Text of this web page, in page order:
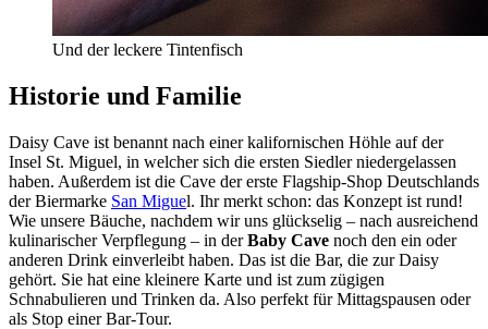
Und der leckere Tintenfisch
Historie und Familie
Daisy Cave ist benannt nach einer kalifornischen Höhle auf der
Insel St. Miguel, in welcher sich die ersten Siedler niedergelassen
haben. Außerdem ist die Cave der erste Flagship-Shop Deutschlands
der Biermarke San Miguel. Ihr merkt schon: das Konzept ist rund!
Wie unsere Bäuche, nachdem wir uns glückselig – nach ausreichend
kulinarischer Verpflegung – in derBaby Cave noch den ein oder
anderen Drink einverleibt haben. Das ist die Bar, die zur Daisy
gehört. Sie hat eine kleinere Karte und ist zum zügigen
Schnabulieren und Trinken da. Also perfekt für Mittagspausen oder
als Stop einer Bar-Tour.